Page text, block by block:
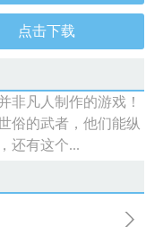
点击下载
凡人制作的游戏！
俗的武者，他们能纵
还有这个...